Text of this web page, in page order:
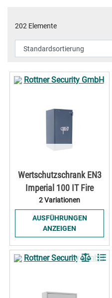
202 Elemente
2 Variationen
AUSFÜHRUNGEN
ANZEIGEN
Wertschutzschrank EN3
Imperial 100 IT Fire